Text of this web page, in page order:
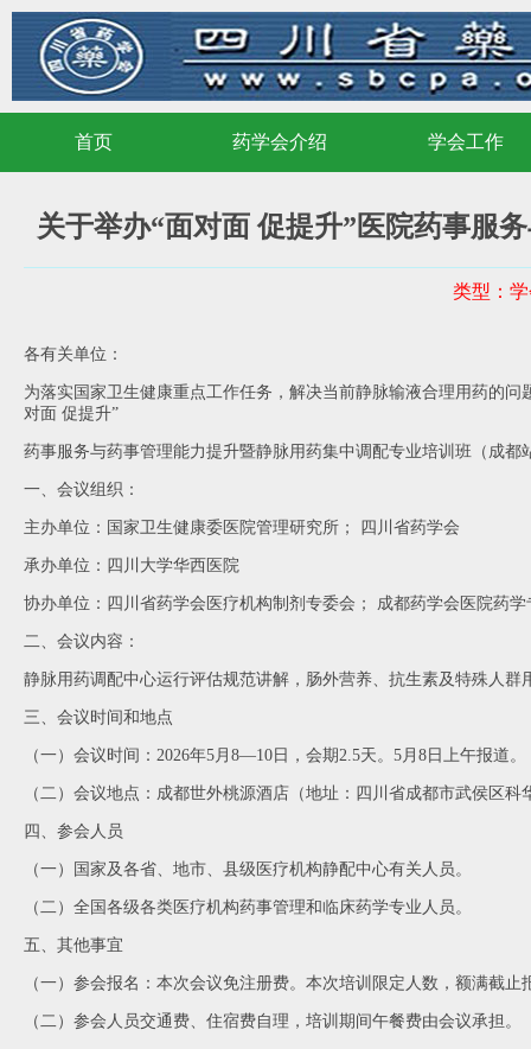
首页
首页
药学会介绍
药学会介绍
学会工作
学会工作
关于举办“面对面 促提升”医院药事服
类型：
各有关单位：
为落实国家卫生健康重点工作任务，解决当前静脉输液合理用药的
对面 促提升”
药事服务与药事管理能力提升暨静脉用药集中调配专业培训班（成都
一、会议组织：
主办单位：国家卫生健康委医院管理研究所； 四川省药学会
承办单位：四川大学华西医院
协办单位：四川省药学会医疗机构制剂专委会； 成都药学会医院药学
二、会议内容：
静脉用药调配中心运行评估规范讲解，肠外营养、抗生素及特殊人
三、会议时间和地点
（一）会议时间：2026年5月8—10日，会期2.5天。5月8日上午报道。
（二）会议地点：成都世外桃源酒店（地址：四川省成都市武侯区科
四、参会人员
（一）国家及各省、地市、县级医疗机构静配中心有关人员。
（二）全国各级各类医疗机构药事管理和临床药学专业人员。
五、其他事宜
（一）参会报名：本次会议免注册费。本次培训限定人数，额满截止
（二）参会人员交通费、住宿费自理，培训期间午餐费由会议承担。